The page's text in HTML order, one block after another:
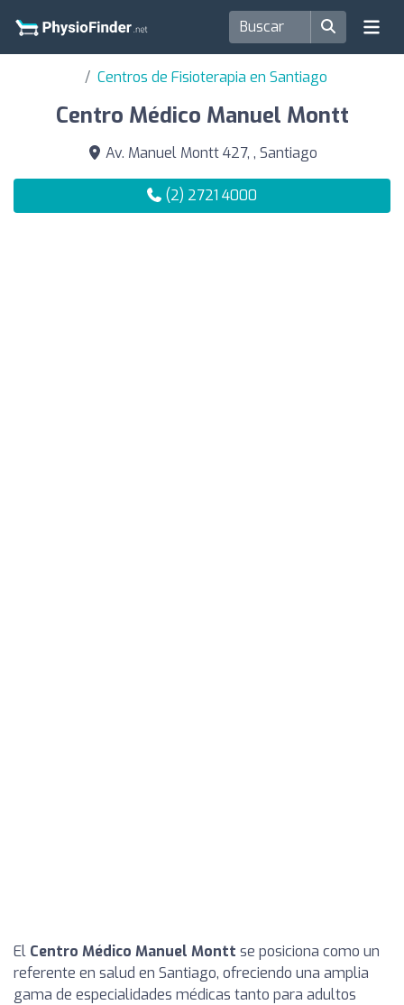
Centros de Fisioterapia en Santiago
Centro Médico Manuel Montt
Av. Manuel Montt 427, , Santiago
(2) 2721 4000
El Centro Médico Manuel Montt se posiciona como un
referente en salud en Santiago, ofreciendo una amplia
gama de especialidades médicas tanto para adultos